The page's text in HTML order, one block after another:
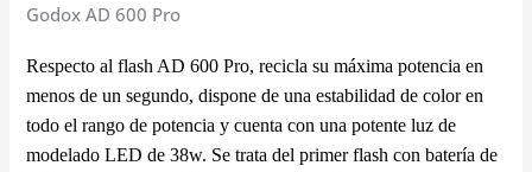
Godox AD 600 Pro
Respecto al flash AD 600 Pro, recicla su máxima potenciaen
menos de un segundo, dispone de una estabilidad de color en
todo el rango de potencia y cuenta con una potente luz de
modelado LED de 38w. Se trata del primer flash con batería de